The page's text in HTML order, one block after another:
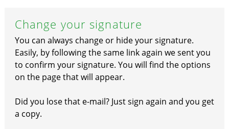
Change your signature
You can always change or hide your signature.
Easily, by following the same link again we sent you
to confirm your signature. You will find the options
on the page that will appear.
Did you lose that e-mail? Just sign again and you get
a copy.